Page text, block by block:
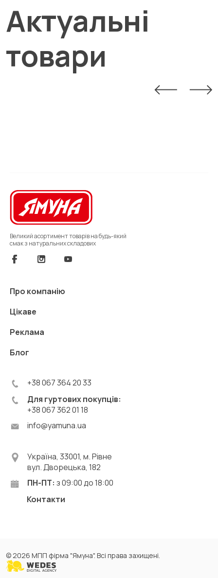
Актуальні
товари
Великий асортимент товарів на будь-який
смак з натуральних складових
+38 067 364 20 33
Для гуртових покупців:
+38 067 362 01 18
info@yamuna.ua
Про компанію
Цікаве
Реклама
Блог
Україна, 33001, м. Рівне
вул. Дворецька, 182
ПН-ПТ: з 09:00 до 18:00
Контакти
© 2026 МПП фірма "Ямуна". Всі права захищені.